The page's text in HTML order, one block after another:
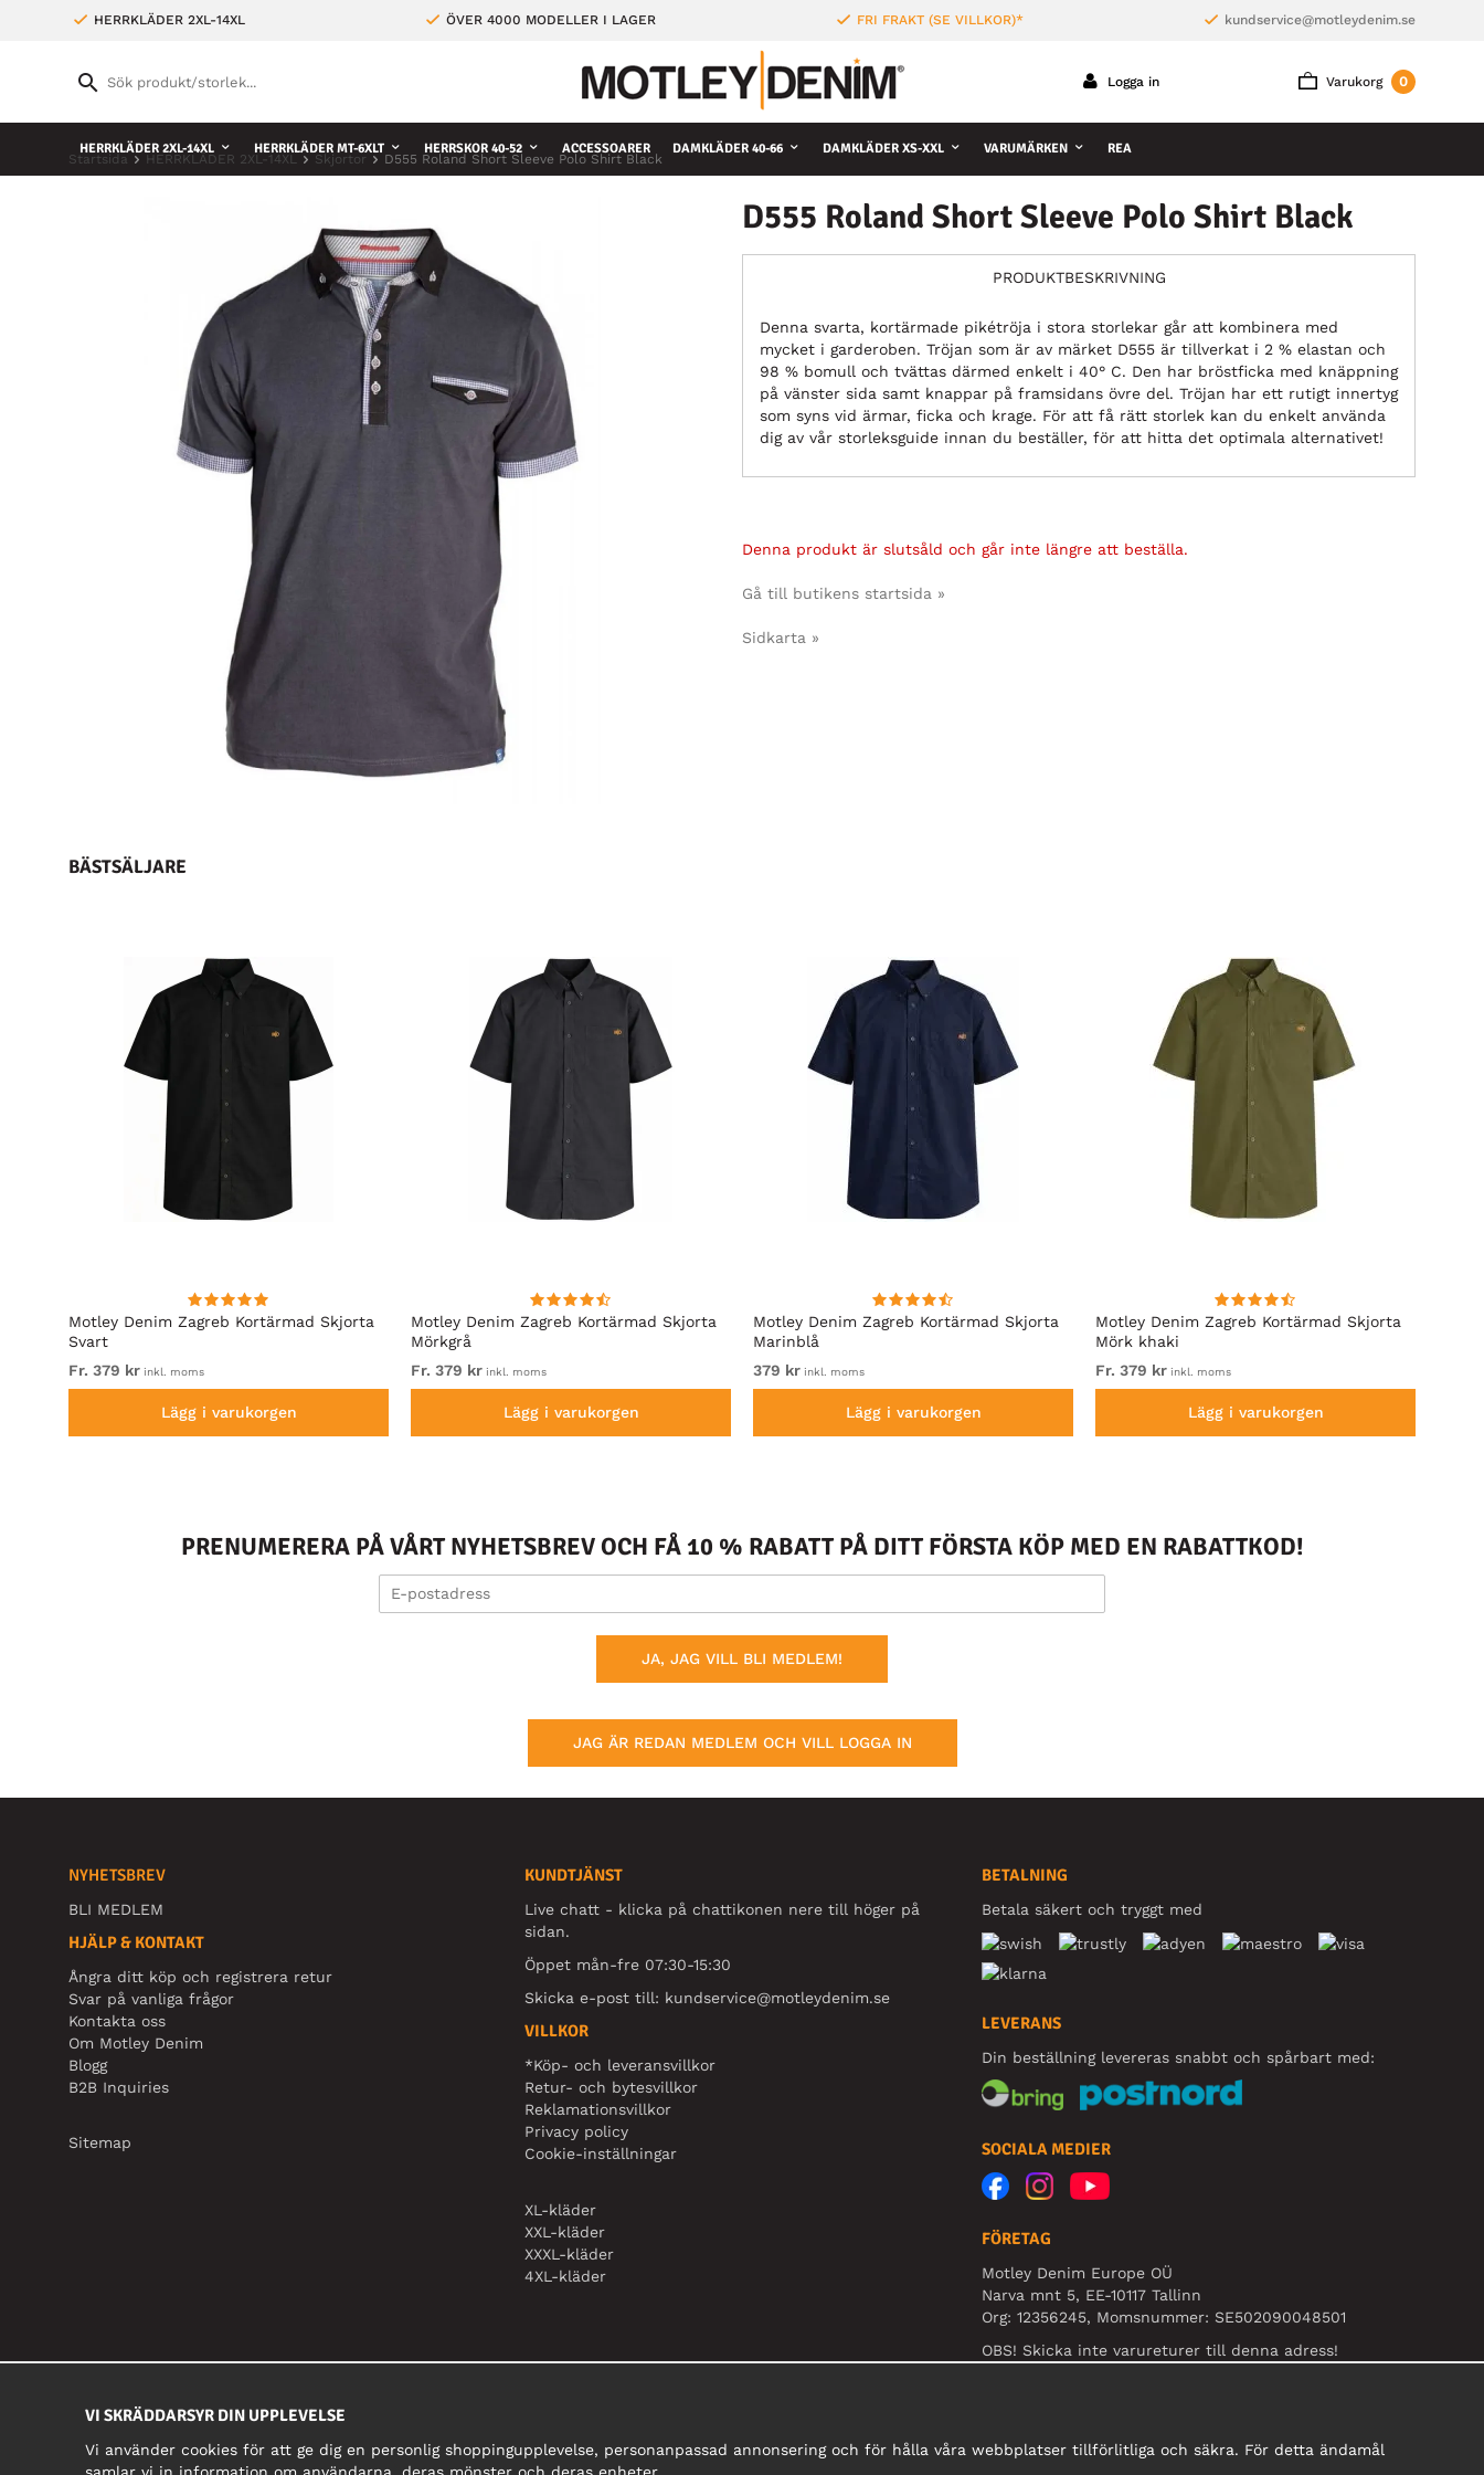
HERRKLÄDER 2XL-14XL ÖVER 4000 MODELLER I LAGER FRI FRAKT (SE VILLKOR)* kundservice@motleydenim.se
Varukorg 0
Logga in
HERRKLÄDER 2XL-14XL HERRKLÄDER MT-6XLT HERRSKOR 40-52 ACCESSOARER DAMKLÄDER 40-66 DAMKLÄDER XS-XXL VARUMÄRKEN REA
Startsida HERRKLÄDER 2XL-14XL Skjortor D555 Roland Short Sleeve Polo Shirt Black
D555 Roland Short Sleeve Polo Shirt Black
PRODUKTBESKRIVNING
Denna svarta, kortärmade pikétröja i stora storlekar går att kombinera med
mycket i garderoben. Tröjan som är av märket D555 är tillverkat i 2 % elastan och
98 % bomull och tvättas därmed enkelt i 40° C. Den har bröstficka med knäppning
på vänster sida samt knappar på framsidans övre del. Tröjan har ett rutigt innertyg
som syns vid ärmar, ficka och krage. För att få rätt storlek kan du enkelt använda
dig av vår storleksguide innan du beställer, för att hitta det optimala alternativet!
Denna produkt är slutsåld och går inte längre att beställa.
Gå till butikens startsida »
Sidkarta »
BÄSTSÄLJARE
Motley Denim Zagreb Kortärmad Skjorta
Svart
Fr. 379 kr inkl. moms
Lägg i varukorgen
Motley Denim Zagreb Kortärmad Skjorta
Mörkgrå
Fr. 379 kr inkl. moms
Lägg i varukorgen
Motley Denim Zagreb Kortärmad Skjorta
Marinblå
379 kr inkl. moms
Lägg i varukorgen
Motley Denim Zagreb Kortärmad Skjorta
Mörk khaki
Fr. 379 kr inkl. moms
Lägg i varukorgen
PRENUMERERA PÅ VÅRT NYHETSBREV OCH FÅ 10 % RABATT PÅ DITT FÖRSTA KÖP MED EN RABATTKOD!
JA, JAG VILL BLI MEDLEM!
JAG ÄR REDAN MEDLEM OCH VILL LOGGA IN
NYHETSBREV
BLI MEDLEM
HJÄLP & KONTAKT
Ångra ditt köp och registrera retur
Svar på vanliga frågor
Kontakta oss
Om Motley Denim
Blogg
B2B Inquiries
Sitemap
KUNDTJÄNST
Live chatt - klicka på chattikonen nere till höger på
sidan.
Öppet mån-fre 07:30-15:30
Skicka e-post till: kundservice@motleydenim.se
VILLKOR
*Köp- och leveransvillkor
Retur- och bytesvillkor
Reklamationsvillkor
Privacy policy
Cookie-inställningar
XL-kläder
XXL-kläder
XXXL-kläder
4XL-kläder
BETALNING
Betala säkert och tryggt med
LEVERANS
Din beställning levereras snabbt och spårbart med:
SOCIALA MEDIER
FÖRETAG
Motley Denim Europe OÜ
Narva mnt 5, EE-10117 Tallinn
Org: 12356245, Momsnummer: SE502090048501
OBS! Skicka inte varureturer till denna adress!
VI SKRÄDDARSYR DIN UPPLEVELSE
Vi använder cookies för att ge dig en personlig shoppingupplevelse, personanpassad annonsering och för hålla våra webbplatser tillförlitliga och säkra. För detta ändamål